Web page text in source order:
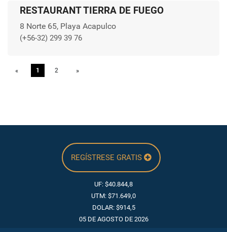
RESTAURANT TIERRA DE FUEGO
8 Norte 65, Playa Acapulco
(+56-32) 299 39 76
« Previous
1 2 »
REGÍSTRESE GRATIS
UF: $40.844,8
UTM: $71.649,0
DOLAR: $914,5
05 DE AGOSTO DE 2026